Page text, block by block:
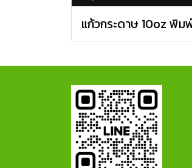
แก้วกระดาษ 10oz พิม